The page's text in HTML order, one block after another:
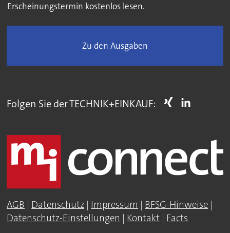
Erscheinungstermin kostenlos lesen.
Zu den Ausgaben
Folgen Sie der TECHNIK+EINKAUF:
AGB | Datenschutz | Impressum | BFSG-Hinweise |
Datenschutz-Einstellungen | Kontakt | Facts